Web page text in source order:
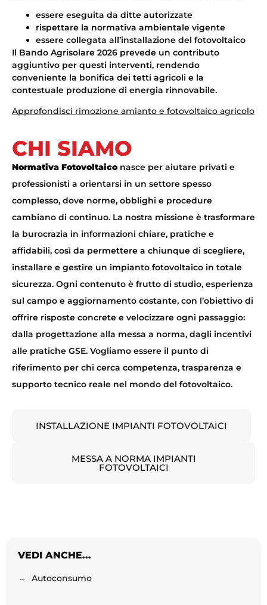
essere eseguita da ditte autorizzate
rispettare la normativa ambientale vigente
essere collegata all’installazione del fotovoltaico
Il Bando Agrisolare 2026 prevede un contributo
aggiuntivo per questi interventi, rendendo
conveniente la bonifica dei tetti agricoli e la
contestuale produzione di energia rinnovabile.
Approfondisci rimozione amianto e fotovoltaico agricolo
CHI SIAMO
Normativa Fotovoltaiconasce per aiutare privati e
professionisti a orientarsi in un settore spesso
complesso, dove norme, obblighi e procedure
cambiano di continuo. La nostra missione è trasformare
la burocrazia in informazioni chiare, pratiche e
affidabili, così da permettere a chiunque di scegliere,
installare e gestire un impianto fotovoltaico in totale
sicurezza. Ogni contenuto è frutto di studio, esperienza
sul campo e aggiornamento costante, con l’obiettivo di
offrire risposte concrete e velocizzare ogni passaggio:
dalla progettazione alla messa a norma, dagli incentivi
alle pratiche GSE. Vogliamo essere il punto di
riferimento per chi cerca competenza, trasparenza e
supporto tecnico reale nel mondo del fotovoltaico.
INSTALLAZIONE IMPIANTI FOTOVOLTAICI
MESSA A NORMA IMPIANTI
FOTOVOLTAICI
VEDI ANCHE...
→ Autoconsumo